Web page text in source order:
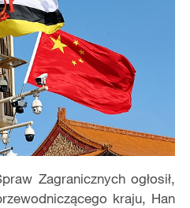
Zagranicznych ogłosił,
kraju, Han